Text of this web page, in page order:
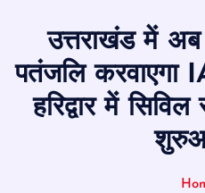
उत्तराखंड में अब
पतंजलि करवाएगा
हरिद्वार में